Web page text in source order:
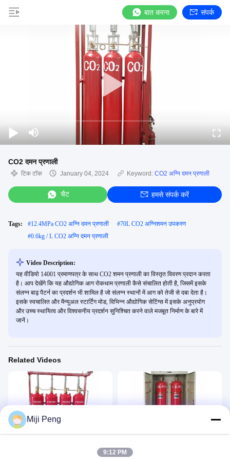
बात करना संपर्क
CO2 दमन प्रणाली
टिक टॉक January 04, 2024 Keyword: CO2 अग्नि दमन प्रणाली
चैट हमसे संपर्क करें
Tags: #12.4MPa CO2 अग्नि दमन प्रणाली #70L CO2 अग्निशमन उपकरण
#0.6kg / L CO2 अग्नि दमन प्रणाली
Video Description:
यह वीडियो 14001 प्रमाणपत्र के साथ CO2 शमन प्रणाली का विस्तृत विवरण प्रदान करता
है। आप देखेंगे कि यह औद्योगिक आग रोकथाम प्रणाली कैसे संचालित होती है, जिसमें इसके
संलग्न बाढ़ पैटर्न का प्रदर्शन भी शामिल है जो संलग्न स्थानों में आग को तेजी से दबा देता है।
इसके स्वचालित और मैन्युअल स्टार्टिंग मोड, विभिन्न औद्योगिक सेटिंग्स में इसके अनुप्रयोग
और उच्च स्थायित्व और विश्वसनीय प्रदर्शन सुनिश्चित करने वाले मजबूत निर्माण के बारे में
जानें।
Related Videos
टिक टॉक
January 19, 2024
Miji Peng
9:12 PM